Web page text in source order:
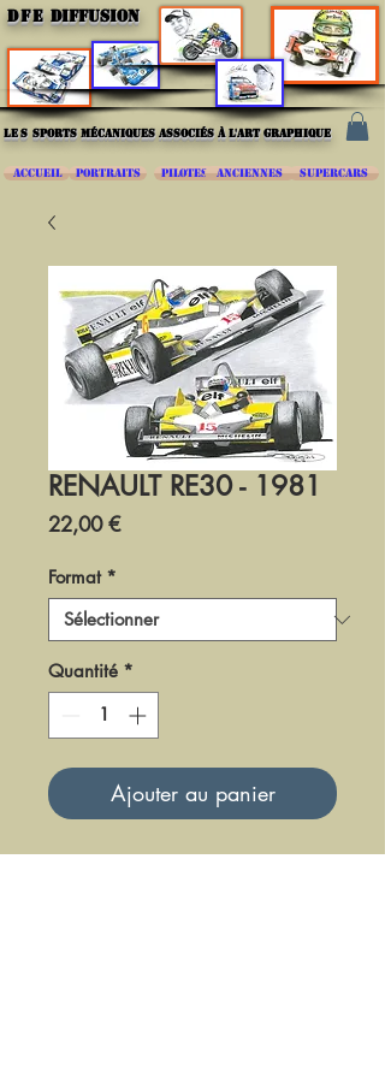
DFE DIFFUSION
les sports mécaniques associés à l'art graphique
ACCUEIL PORTRAITS PILOTES ANCIENNES SUPERCARS
RENAULT RE30 - 1981
22,00 €Prix
Format *
Quantité *
Ajouter au panier
DPRO-81